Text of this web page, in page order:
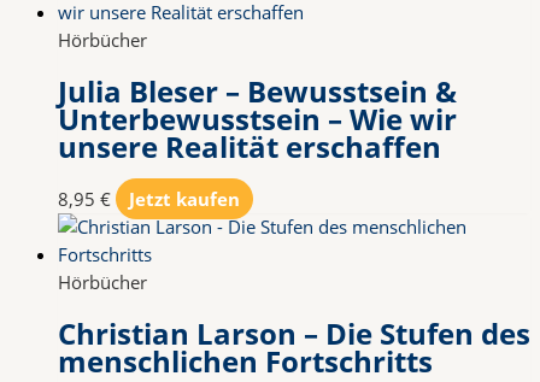
Hörbücher
Julia Bleser – Bewusstsein &
Unterbewusstsein – Wie wir
unsere Realität erschaffen
8,95 € Jetzt kaufen
Hörbücher
Christian Larson – Die Stufen des
menschlichen Fortschritts